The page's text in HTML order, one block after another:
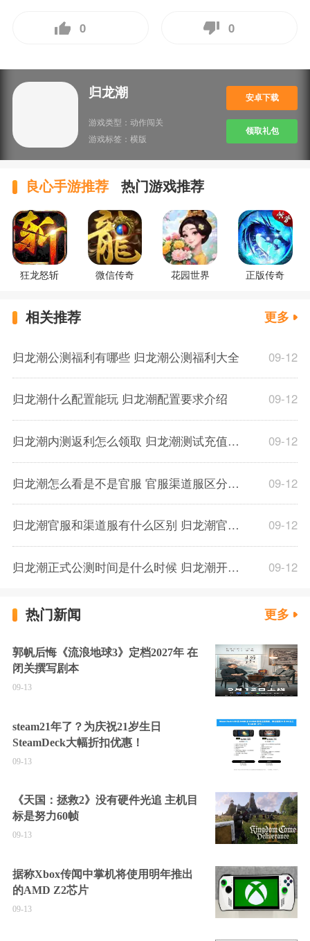
0 0
归龙潮
游戏类型： 动作闯关
游戏标签： 横版
安卓下载
领取礼包
良心手游推荐 热门游戏推荐
狂龙怒斩 微信传奇 花园世界 正版传奇
相关推荐 更多
归龙潮公测福利有哪些 归龙潮公测福利大全 09-12
归龙潮什么配置能玩 归龙潮配置要求介绍 09-12
归龙潮内测返利怎么领取 归龙潮测试充值返利规则一览 09-12
归龙潮怎么看是不是官服 官服渠道服区分方法 09-12
归龙潮官服和渠道服有什么区别 归龙潮官服渠道服选择推荐 09-12
归龙潮正式公测时间是什么时候 归龙潮开服日期一览 09-12
热门新闻 更多
郭帆后悔《流浪地球3》定档2027年 在
闭关撰写剧本
09-13
steam21年了？为庆祝21岁生日
SteamDeck大幅折扣优惠！
09-13
《天国：拯救2》没有硬件光追 主机目
标是努力60帧
09-13
据称Xbox传闻中掌机将使用明年推出
的AMD Z2芯片
09-13